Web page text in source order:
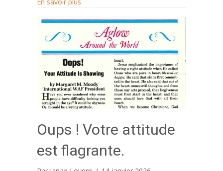
Oups ! Votre attitude
est flagrante.